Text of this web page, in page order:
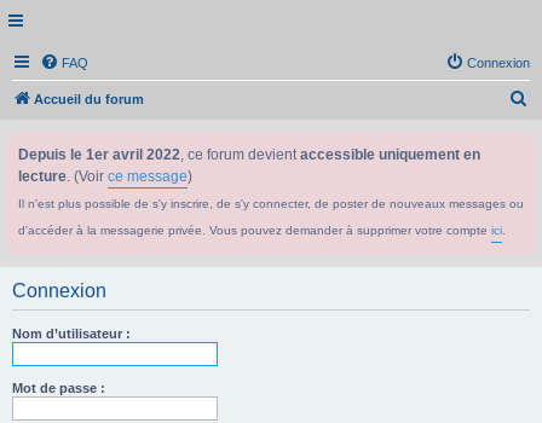
FAQ Connexion
Accueil du forum
Depuis le 1er avril 2022, ce forum devientaccessible uniquement en
lecture. (Voir ce message)
Il n'est plus possible de s'y inscrire, de s'y connecter, de poster de nouveaux messages ou
d'accéder à la messagerie privée. Vous pouvez demander à supprimer votre compte ici
Connexion
Nom d’utilisateur :
Mot de passe :